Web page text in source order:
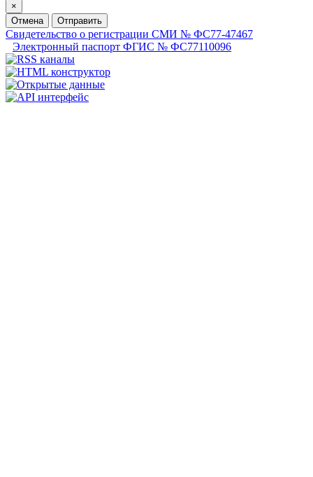
×
Отмена
Отправить
Свидетельство о регистрации СМИ № ФС77-47467
Электронный паспорт ФГИС № ФС77110096